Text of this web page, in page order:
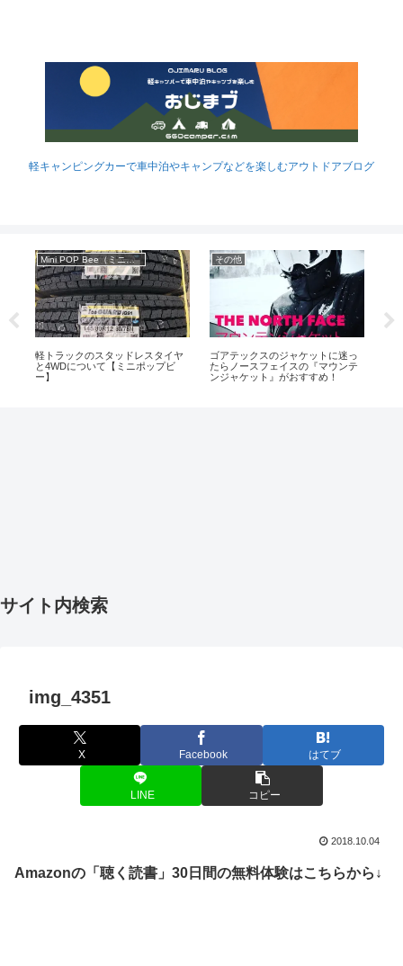
軽キャンピングカーで車中泊やキャンプなどを楽しむアウトドアブログ
Mini POP Bee（ミニポップビー）
軽トラックのスタッドレスタイヤ
と4WDについて【ミニポップビ
ー】
その他
ゴアテックスのジャケットに迷っ
たらノースフェイスの『マウンテ
ンジャケット』がおすすめ！
サイト内検索
img_4351
X Facebook はてブ
LINE コピー
2018.10.04
Amazonの「聴く読書」30日間の無料体験はこちらから↓